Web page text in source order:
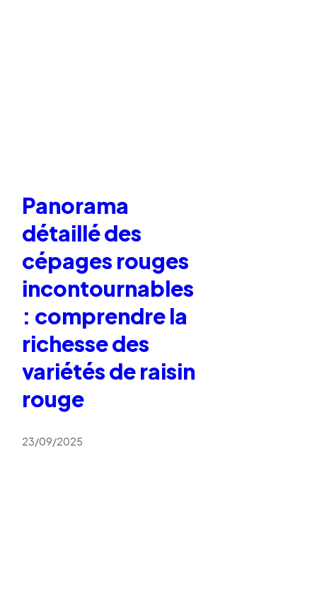
Panorama
détaillé des
cépages rouges
incontournables
: comprendre la
richesse des
variétés de raisin
rouge
23/09/2025